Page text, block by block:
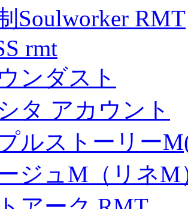
Soulworker RMT
rmt
ンダスト
タ アカウント
ルストーリー
ジュM（リネM